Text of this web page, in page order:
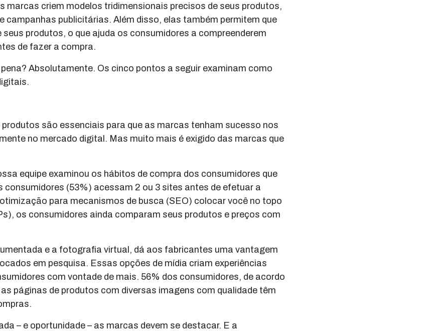
marcas criem modelos tridimensionais precisos de seus produtos,
campanhas publicitárias. Além disso, elas também permitem que
produtos, o que ajuda os consumidores a compreenderem
de fazer a compra.
Absolutamente. Os cinco pontos a seguir examinam como
são essenciais para que as marcas tenham sucesso nos
no mercado digital. Mas muito mais é exigido das marcas que
equipe examinou os hábitos de compra dos consumidores que
(53%) acessam 2 ou 3 sites antes de efetuar a
para mecanismos de busca (SEO) colocar você no topo
os consumidores ainda comparam seus produtos e preços com
e a fotografia virtual, dá aos fabricantes uma vantagem
em pesquisa. Essas opções de mídia criam experiências
com vontade de mais. 56% dos consumidores, de acordo
páginas de produtos com diversas imagens com qualidade têm
– e oportunidade – as marcas devem se destacar. E a